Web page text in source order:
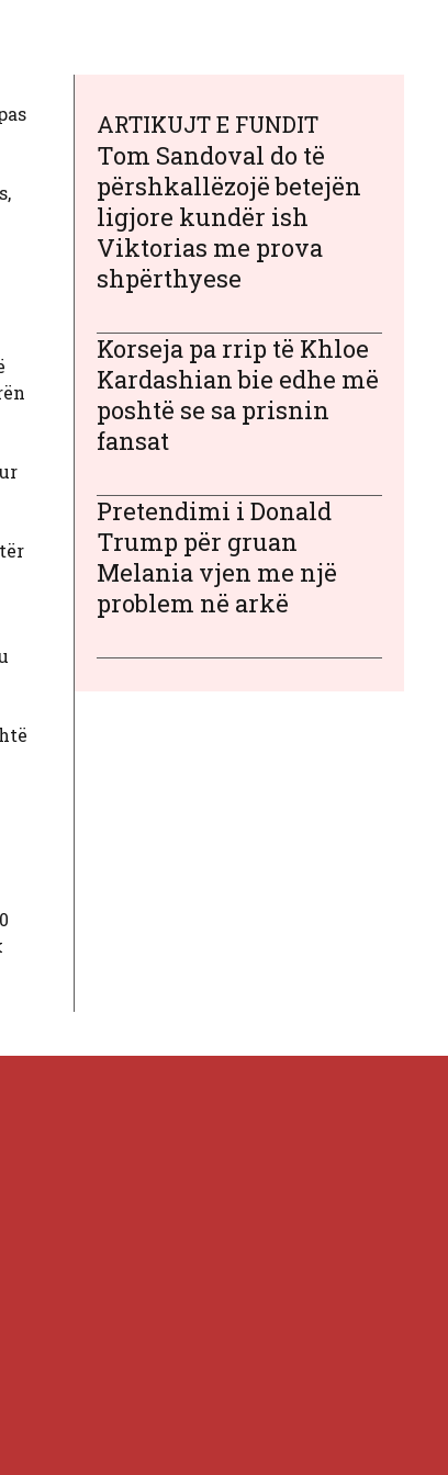
ARTIKUJT E FUNDIT
Tom Sandoval do të
përshkallëzojë betejën
ligjore kundër ish
Viktorias me prova
shpërthyese
Korseja pa rrip të Khloe
Kardashian bie edhe më
poshtë se sa prisnin
fansat
Pretendimi i Donald
Trump për gruan
Melania vjen me një
problem në arkë